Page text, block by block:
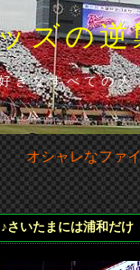
ズの
きなすべての
オシャレなファ
（浦）◆山田
♪さいたまには浦和だけ